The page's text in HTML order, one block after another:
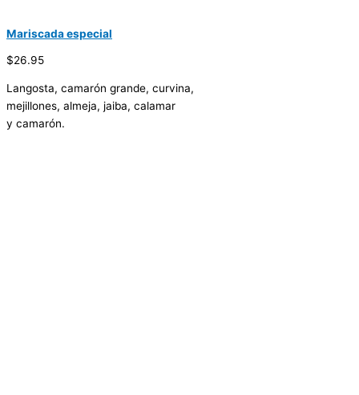
Mariscada especial
$26.95
Langosta, camarón grande, curvina,
mejillones, almeja, jaiba, calamar
y camarón.